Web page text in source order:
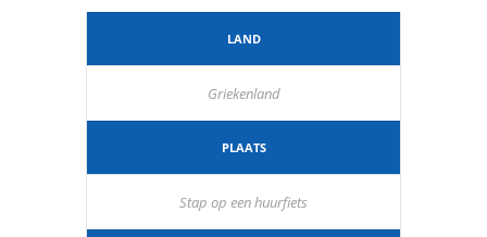
LAND
Griekenland
PLAATS
Stap op een huurfiets